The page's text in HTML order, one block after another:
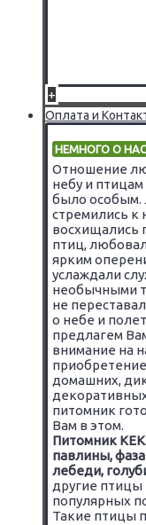
+
Оплата и
НЕМНОГО О НАС
Отношение
небу и птицам
было
стремились к
восхищались
птиц,
ярким
услаждали
необычными
не
о небе и
предлагем
внимание на
приобретение
домашних,
питомник
Вам в этом.
Питомник
павлины,
лебеди,
другие птицы
популярных
Такие птицы